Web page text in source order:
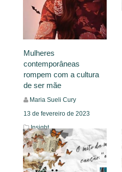
Mulheres
contemporâneas
rompem com a cultura
de ser mãe
Maria Sueli Cury
13 de fevereiro de 2023
Insight
Leia Mais